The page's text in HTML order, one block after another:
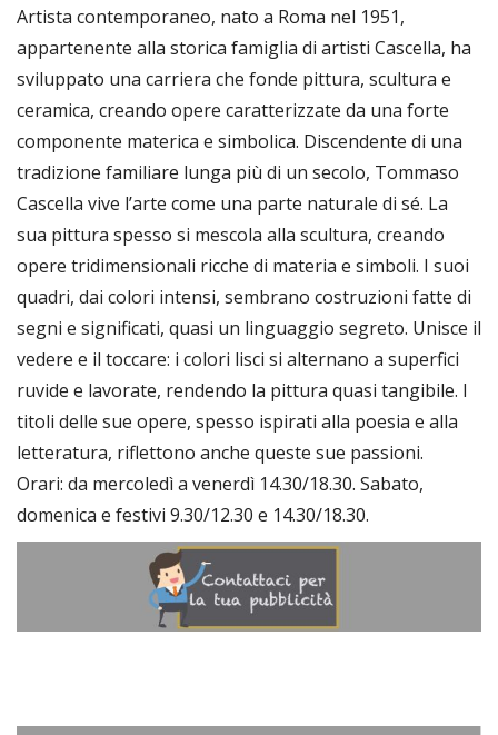
Artista contemporaneo, nato a Roma nel 1951,
appartenente alla storica famiglia di artisti Cascella, ha
sviluppato una carriera che fonde pittura, scultura e
ceramica, creando opere caratterizzate da una forte
componente materica e simbolica. Discendente di una
tradizione familiare lunga più di un secolo, Tommaso
Cascella vive l’arte come una parte naturale di sé. La
sua pittura spesso si mescola alla scultura, creando
opere tridimensionali ricche di materia e simboli. I suoi
quadri, dai colori intensi, sembrano costruzioni fatte di
segni e significati, quasi un linguaggio segreto. Unisce il
vedere e il toccare: i colori lisci si alternano a superfici
ruvide e lavorate, rendendo la pittura quasi tangibile. I
titoli delle sue opere, spesso ispirati alla poesia e alla
letteratura, riflettono anche queste sue passioni.
Orari: da mercoledì a venerdì 14.30/18.30. Sabato,
domenica e festivi 9.30/12.30 e 14.30/18.30.